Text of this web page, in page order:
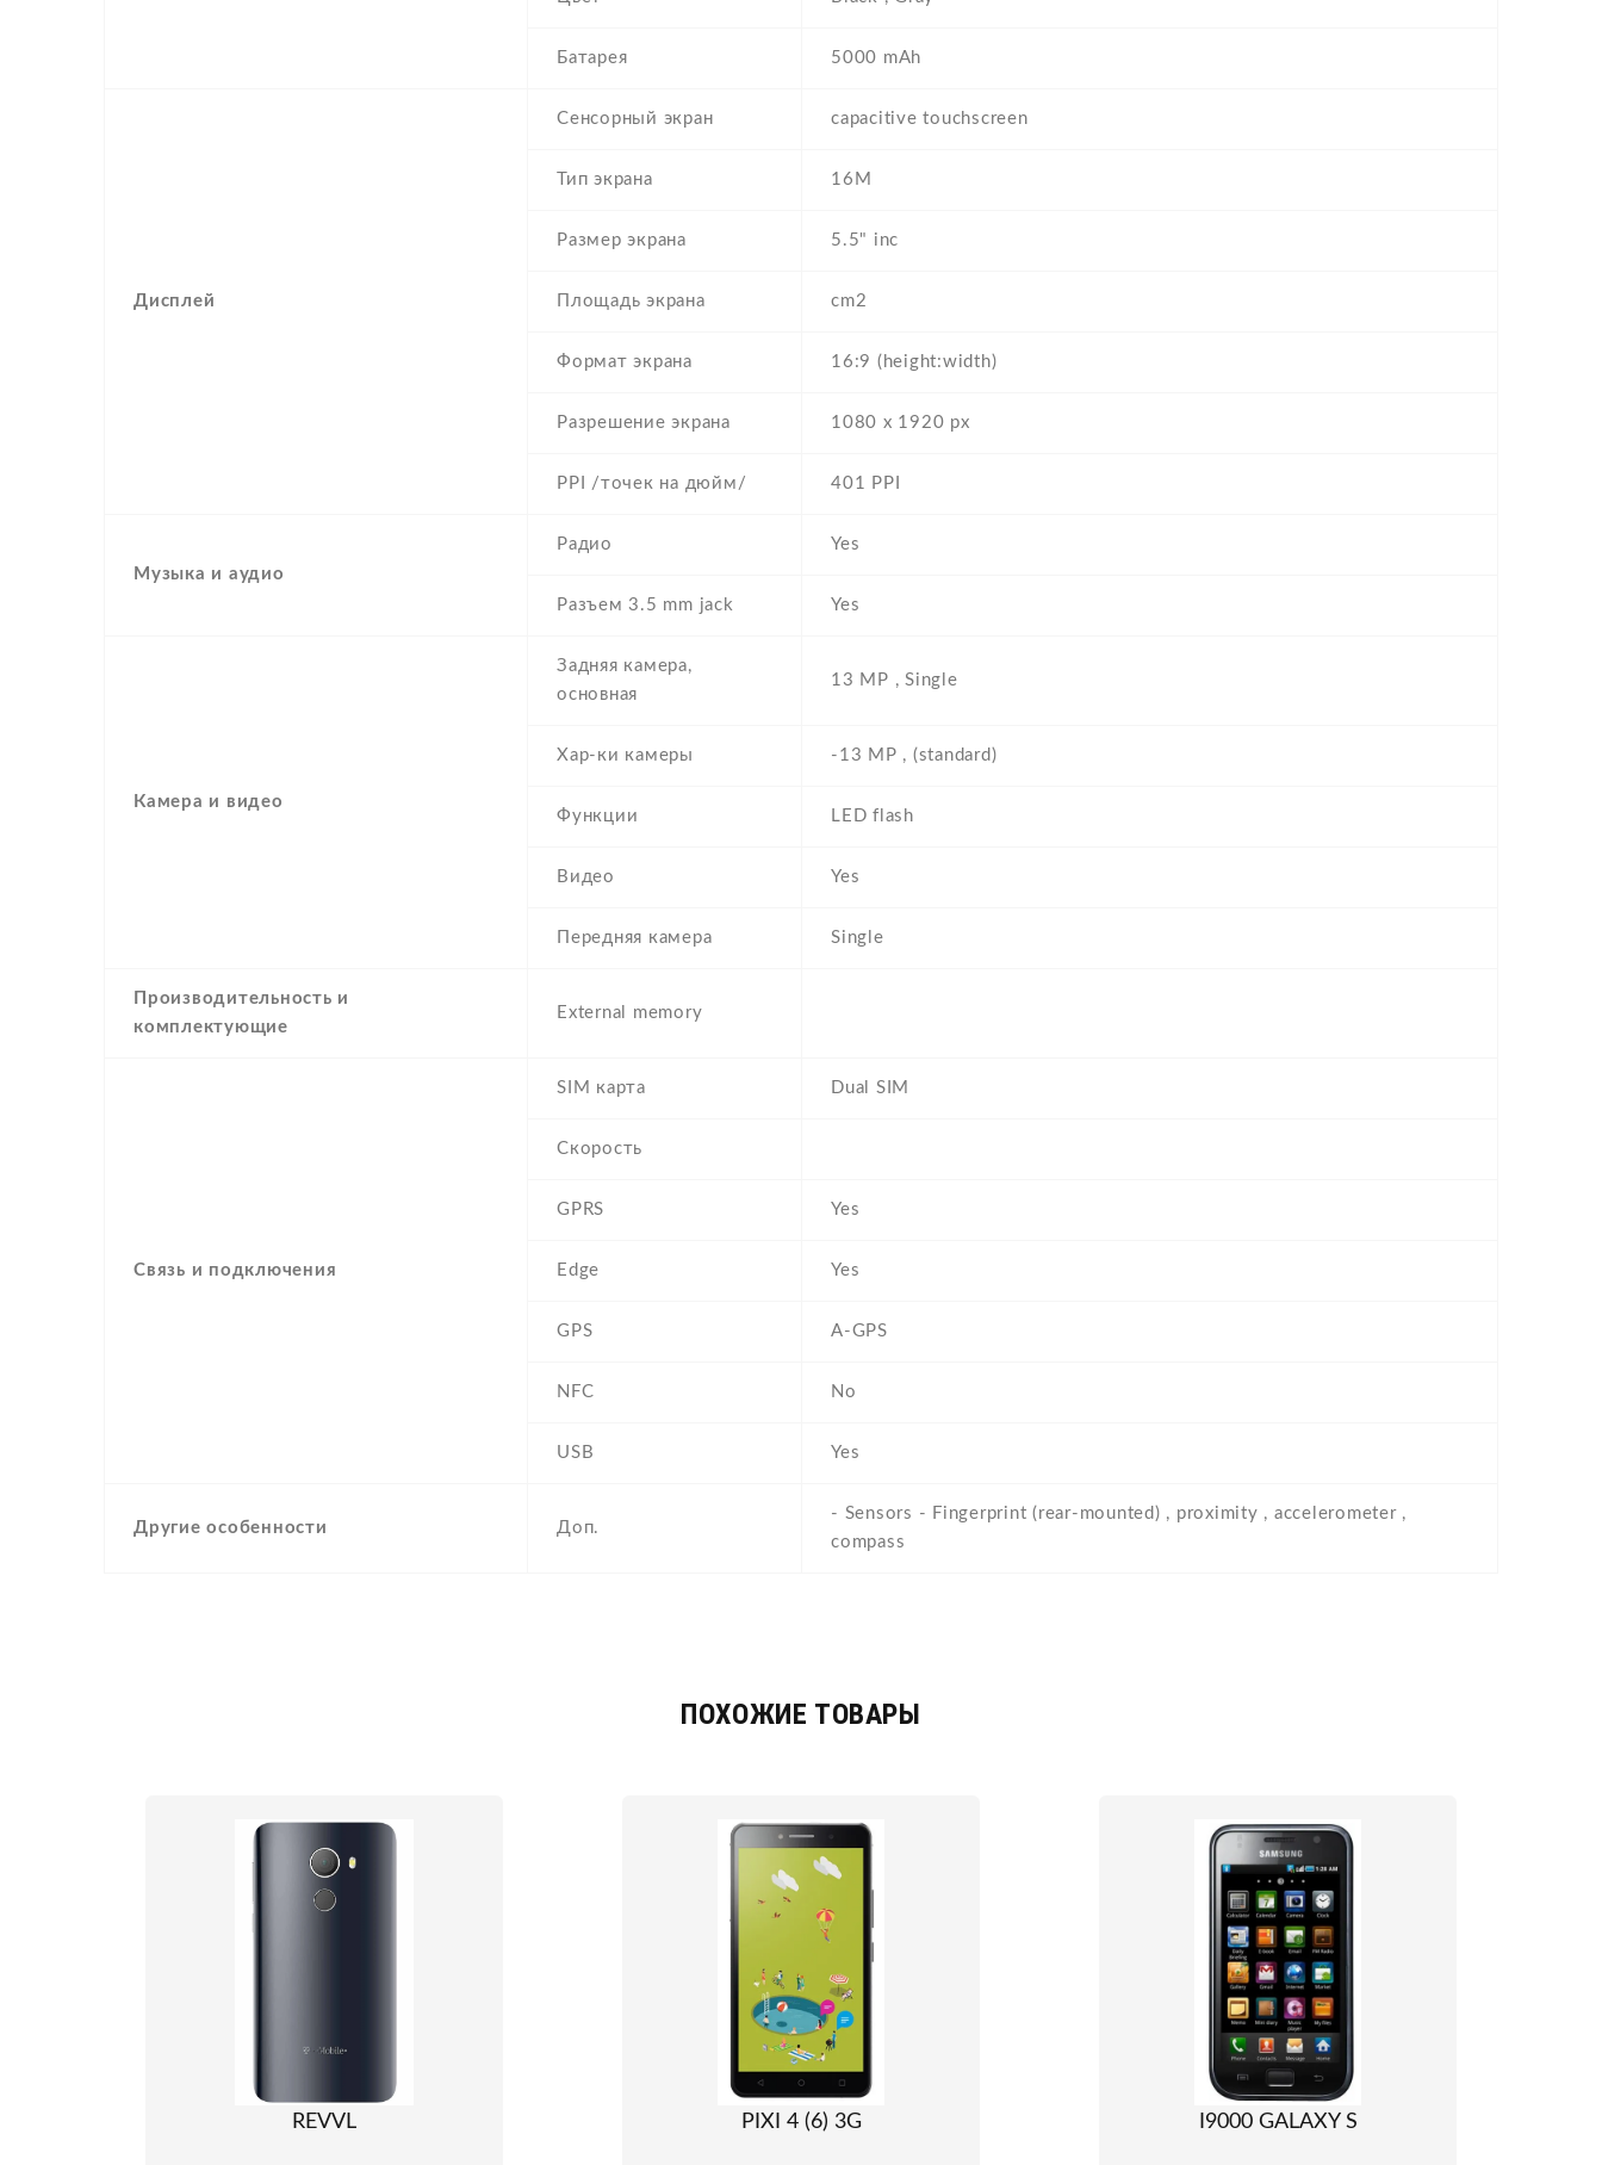
Батарея 5000 mAh
Дисплей
Сенсорный экран capacitive touchscreen
Тип экрана 16M
Размер экрана 5.5" inc
Площадь экрана cm2
Формат экрана 16:9 (height:width)
Разрешение экрана 1080 x 1920 px
PPI /точек на дюйм/ 401 PPI
Музыка и аудио
Радио Yes
Разъем 3.5 mm jack Yes
Камера и видео
Задняя камера,
основная
13 MP , Single
Хар-ки камеры -13 MP , (standard)
Функции LED flash
Видео Yes
Передняя камера Single
Производительность и
комплектующие
External memory
Связь и подключения
SIM карта Dual SIM
Скорость
GPRS Yes
Edge Yes
GPS A-GPS
NFC No
USB Yes
Другие особенности Доп.
- Sensors - Fingerprint (rear-mounted) , proximity , accelerometer ,
compass
ПОХОЖИЕ ТОВАРЫ
REVVL PIXI 4 (6) 3G I9000 GALAXY S